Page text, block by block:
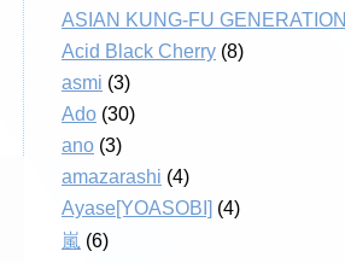
ASIAN KUNG-FU GENERATION
Acid Black Cherry (8)
asmi (3)
Ado (30)
ano (3)
amazarashi (4)
Ayase[YOASOBI] (4)
嵐 (6)